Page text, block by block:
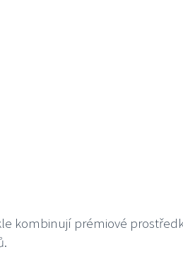
kombinují prémiové